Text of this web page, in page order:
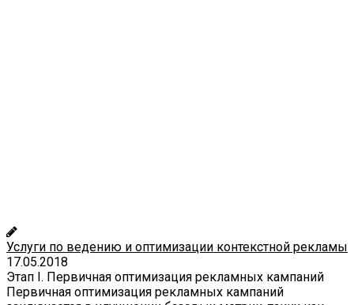
Услуги по ведению и оптимизации контекстной рекламы
17.05.2018
Этап I. Первичная оптимизация рекламных кампаний
Первичная оптимизация рекламных кампаний